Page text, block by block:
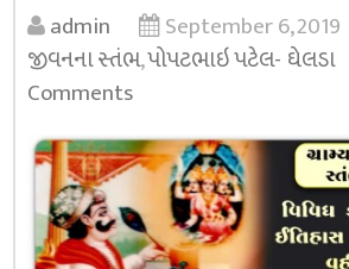
admin September 6, 2019
જીવનના સ્તંભ,પોપટભાઇ પટેલ- ઘેલડા
Comments